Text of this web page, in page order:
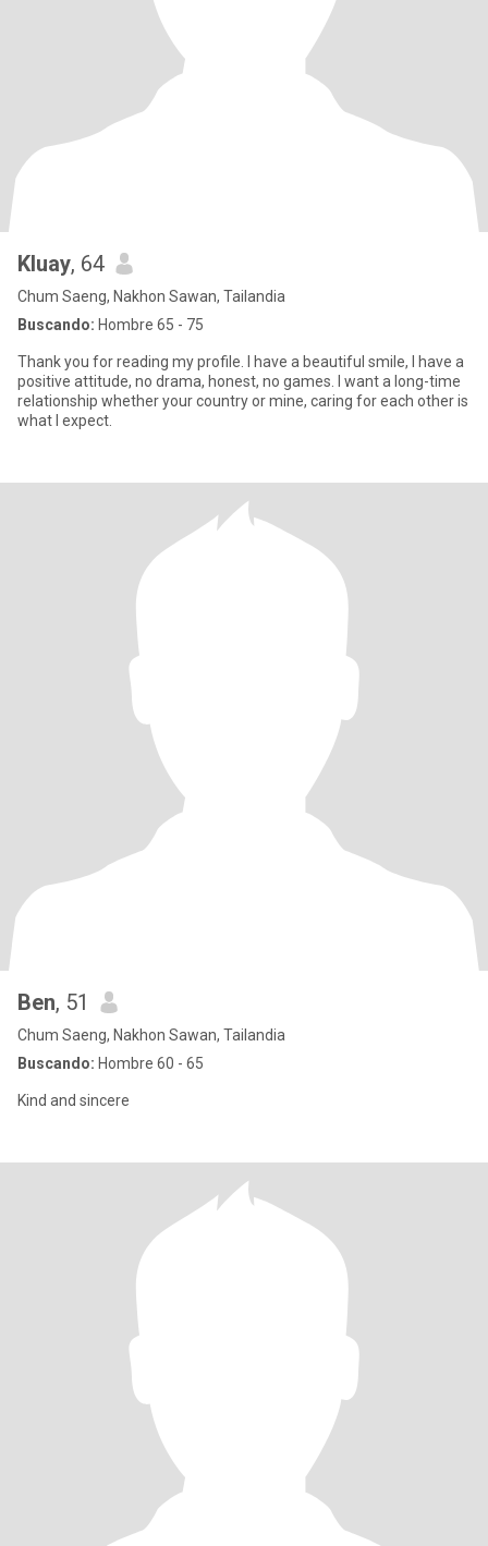
Kluay, 64
Chum Saeng, Nakhon Sawan, Tailandia
Buscando: Hombre 65 - 75
Thank you for reading my profile. I have a beautiful smile, I have a
positive attitude, no drama, honest, no games. I want a long-time
relationship whether your country or mine, caring for each other is
what I expect.
Ben, 51
Chum Saeng, Nakhon Sawan, Tailandia
Buscando: Hombre 60 - 65
Kind and sincere